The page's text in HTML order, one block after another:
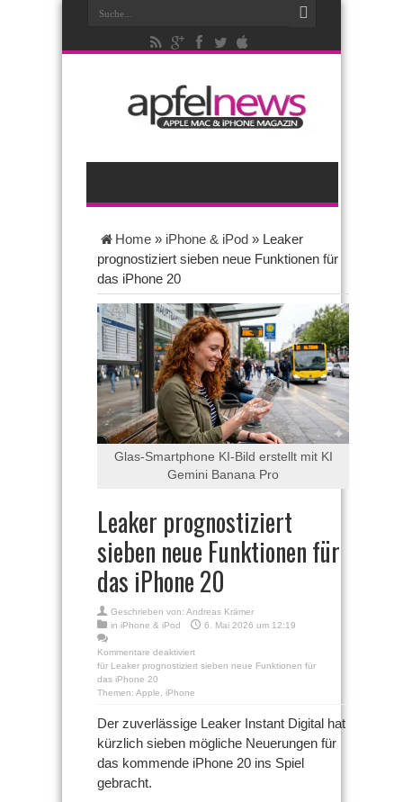
Home » iPhone & iPod » Leaker
prognostiziert sieben neue Funktionen für
das iPhone 20
Glas-Smartphone KI-Bild erstellt mit KI
Gemini Banana Pro
Leaker prognostiziert
sieben neue Funktionen für
das iPhone 20
Geschrieben von: Andreas Krämer
in iPhone & iPod 6. Mai 2026 um 12:19
Kommentare deaktiviert
für Leaker prognostiziert sieben neue Funktionen für
das iPhone 20
Themen: Apple, iPhone
Der zuverlässige Leaker Instant Digital hat
kürzlich sieben mögliche Neuerungen für
das kommende iPhone 20 ins Spiel
gebracht.